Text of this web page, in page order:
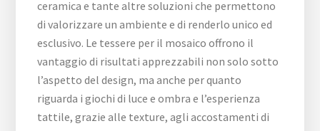
ceramica e tante altre soluzioni che permettono
di valorizzare un ambiente e di renderlo unico ed
esclusivo. Le tessere per il mosaico offrono il
vantaggio di risultati apprezzabili non solo sotto
l’aspetto del design, ma anche per quanto
riguarda i giochi di luce e ombra e l’esperienza
tattile, grazie alle texture, agli accostamenti di